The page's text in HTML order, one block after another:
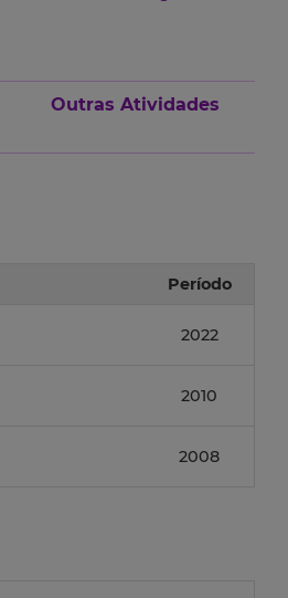
Outras Atividades
Período
2022
2010
2008